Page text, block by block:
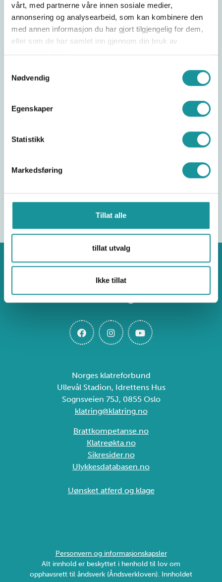
vårt, med partnerne våre innen sosiale medier,
annonsering og analysearbeid, som kan kombinere den
med annen informasjon du har gjort tilgjengelig for dem,
eller som de har samlet inn gjennom din bruk av
tjenestene deres.
Nødvendig
Egenskaper
Statistikk
Markedsføring
Tillat alle
tillat utvalg
Ikke tillat
Det står i loven: «fastsette mål for helse, miljø og
sikkerhet». Over finner du NKF sin forklaring på
hva det betyr for klatreklubbene.
Klatring
Norges klatreforbund
Ullevål Stadion, Idrettens Hus
Sognsveien 75J, 0855 Oslo
klatring@klatring.no
Brattkompetanse.no
Klatreøkta.no
Sikresider.no
Ulykkesdatabasen.no
Uønsket atferd og klage
Personvern og informasjonskapsler
Alt innhold er beskyttet i henhold til lov om
opphavsrett til åndsverk (Åndsverkloven). Innholdet